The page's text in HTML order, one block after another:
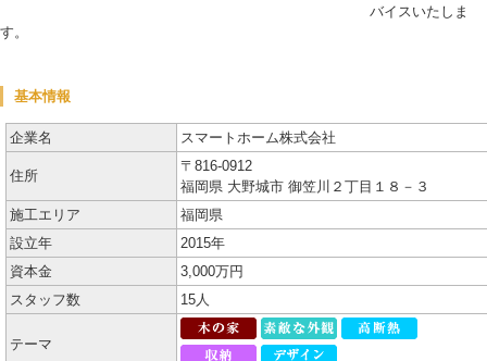
バイスいたしま
す。
基本情報
企業名 スマートホーム株式会社
住所
〒816-0912
福岡県 大野城市 御笠川２丁目１８－３
施工エリア
福岡県
設立年
2015年
資本金
3,000万円
スタッフ数
15人
テーマ